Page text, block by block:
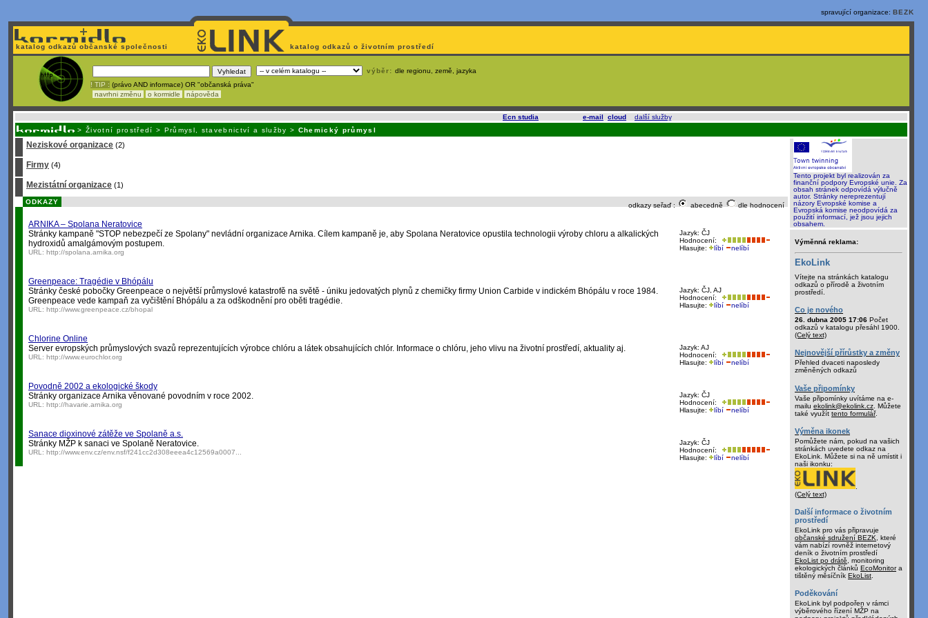
spravující organizace: BEZK
katalog odkazů občanské společnosti katalog odkazů o životním prostředí
výběr: dle regionu, země, jazyka
! TIP : (právo AND informace) OR "občanská práva"
navrhni změnu
o kormidle nápověda
Ecn studia e-mail cloud další služby.
> Životní prostředí > Průmysl, stavebnictví a služby > Chemický průmysl
Neziskové organizace (2)
Firmy (4)
Mezistátní organizace (1)
odkazy seřaď : abecedně dle hodnocení
ODKAZY
ARNIKA – Spolana Neratovice
Jazyk: ČJ
Hodnocení:
Hlasujte:
líbí nelíbí
Stránky kampaně "STOP nebezpečí ze Spolany" nevládní organizace Arnika. Cílem kampaně je, aby Spolana Neratovice opustila technologii výroby chloru a alkalických
hydroxidů amalgámovým postupem.
URL: http://spolana.arnika.org
Greenpeace: Tragédie v Bhópálu
Jazyk: ČJ, AJ
Hodnocení:
Hlasujte:
líbí nelíbí
Stránky české pobočky Greenpeace o největší průmyslové katastrofě na světě - úniku jedovatých plynů z chemičky firmy Union Carbide v indickém Bhópálu v roce 1984.
Greenpeace vede kampaň za vyčištění Bhópálu a za odškodnění pro oběti tragédie.
URL: http://www.greenpeace.cz/bhopal
Chlorine Online
Jazyk: AJ
Hodnocení:
Hlasujte:
líbí nelíbí
Server evropských průmyslových svazů reprezentujících výrobce chlóru a látek obsahujících chlór. Informace o chlóru, jeho vlivu na životní prostředí, aktuality aj.
URL: http://www.eurochlor.org
Povodně 2002 a ekologické škody
Jazyk: ČJ
Hodnocení:
Hlasujte:
líbí nelíbí
Stránky organizace Arnika věnované povodním v roce 2002.
URL: http://havarie.arnika.org
Sanace dioxinové zátěže ve Spolaně a.s.
Jazyk: ČJ
Hodnocení:
Hlasujte:
líbí nelíbí
Stránky MŽP k sanaci ve Spolaně Neratovice.
URL: http://www.env.cz/env.nsf/f241cc2d308eeea4c12569a0007...
Tento projekt byl realizován za
finanční podpory Evropské unie. Za
obsah stránek odpovídá výlučně
autor. Stránky nereprezentují
názory Evropské komise a
Evropská komise neodpovídá za
použití informací, jež jsou jejich
obsahem.
Výměnná reklama:
EkoLink
Vítejte na stránkách katalogu
odkazů o přírodě a životním
prostředí.
Co je nového
26. dubna 2005 17:06 Počet
odkazů v katalogu přesáhl 1900.
(Celý text)
Nejnovější přírůstky a změny
Přehled dvaceti naposledy
změněných odkazů
Vaše připomínky
Vaše připomínky uvítáme na e-
mailu ekolink@ekolink.cz . Můžete
také využít tento formulář.
Výměna ikonek
Pomůžete nám, pokud na vašich
stránkách uvedete odkaz na
EkoLink. Můžete si na ně umístit i
naši ikonku:
(Celý text)
Další informace o životním
prostředí
EkoLink pro vás připravuje
občanské sdružení BEZK , které
vám nabízí rovněž internetový
deník o životním prostředí
EkoList po drátě , monitoring
ekologických článků EcoMonitora
tištěný měsíčník EkoList
Poděkování
EkoLink byl podpořen v rámci
výběrového řízení MŽP na